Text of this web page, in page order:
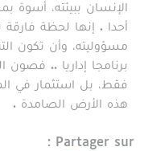
الإنسان ببيئته، أسوة
أحدا . إنها لحظة
مسؤوليته، وأن تكون
برنامجا إداريا ..
فقط، بل استثمار في
هذه الأرض الصامدة .
Partager sur :